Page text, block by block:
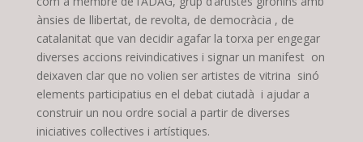
ànsies de llibertat, de revolta, de democràcia , de
catalanitat que van decidir agafar la torxa per engegar
diverses accions reivindicatives i signar un manifest on
deixaven clar que no volien ser artistes de vitrina sinó
elements participatius en el debat ciutadà i ajudar a
construir un nou ordre social a partir de diverses
iniciatives col·lectives i artístiques.